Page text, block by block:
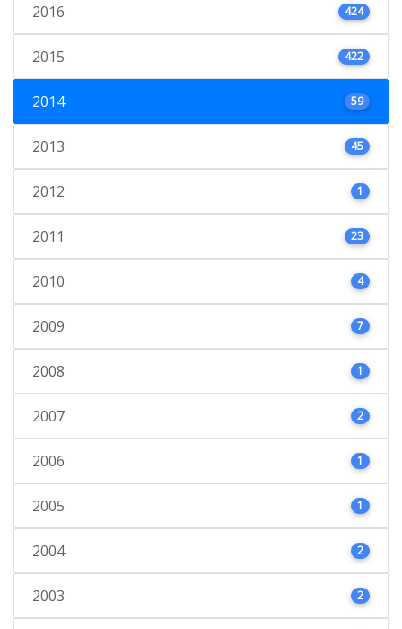
2016 424
2015 422
2014 59
2013 45
2012 1
2011 23
2010 4
2009 7
2008 1
2007 2
2006 1
2005 1
2004 2
2003 2